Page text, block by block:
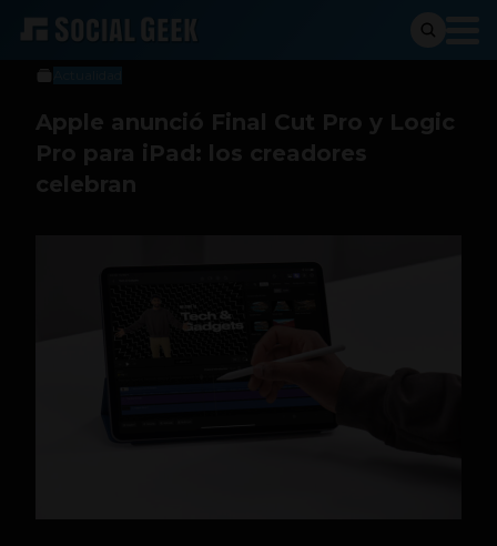
Social Geek
9 de mayo de 2023
Apple anunció Final Cut Pro y Logic
Pro para iPad: los creadores
celebran